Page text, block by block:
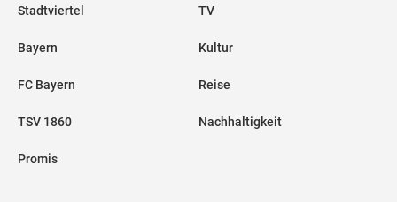
Stadtviertel
Bayern
FC Bayern
TSV 1860
Promis
TV
Kultur
Reise
Nachhaltigkeit